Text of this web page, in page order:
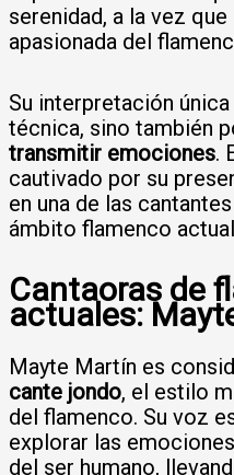
serenidad, a la vez
apasionada del
Su interpretación
técnica, sino también
transmitir emociones.
cautivado por su
en una de las
ámbito flamenco
Cantaoras de
actuales:
Mayte Martín es
cante jondo, el estilo
del flamenco. Su voz
explorar las
del ser humano,